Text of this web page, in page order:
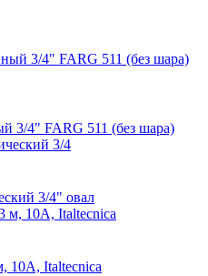
3/4" FARG 511 (без шара)
3/4" овал
10А, Italtecnica